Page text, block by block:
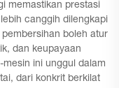
memastikan prestasi
canggih dilengkapi
boleh atur
dan keupayaan
ini unggul dalam
dari konkrit berkilat